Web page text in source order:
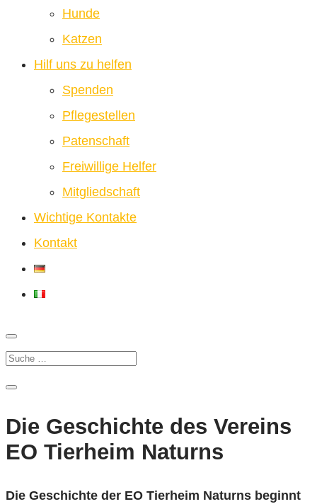
Hunde
Katzen
Hilf uns zu helfen
Spenden
Pflegestellen
Patenschaft
Freiwillige Helfer
Mitgliedschaft
Wichtige Kontakte
Kontakt
Die Geschichte des Vereins
EO Tierheim Naturns
Die Geschichte der EO Tierheim Naturns beginnt